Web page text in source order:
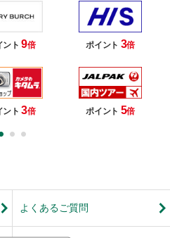
ント9倍 ポイント 3倍
ント3倍 ポイント 5倍
よくあるご質問